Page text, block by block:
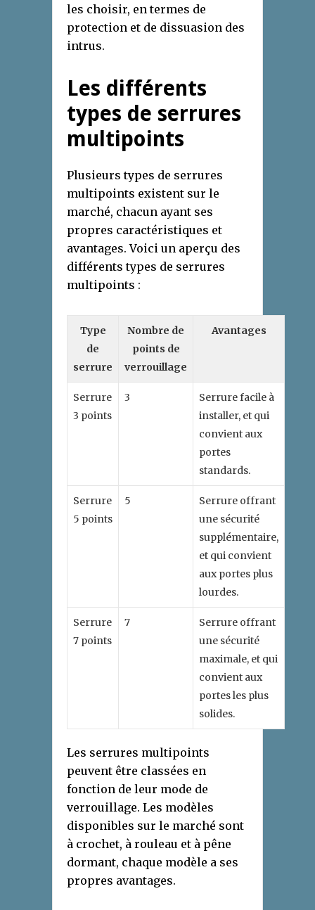
les choisir, en termes de
protection et de dissuasion des
intrus.
Les différents
types de serrures
multipoints
Plusieurs types de serrures
multipoints existent sur le
marché, chacun ayant ses
propres caractéristiques et
avantages. Voici un aperçu des
différents types de serrures
multipoints :
Type
de
serrure
Nombre de
points de
verrouillage
Avantages
Serrure
3 points
3
Serrure facile à
installer, et qui
convient aux
portes
standards.
Serrure
5 points
5
Serrure offrant
une sécurité
supplémentaire,
et qui convient
aux portes plus
lourdes.
Serrure
7 points
7
Serrure offrant
une sécurité
maximale, et qui
convient aux
portes les plus
solides.
Les serrures multipoints
peuvent être classées en
fonction de leur mode de
verrouillage. Les modèles
disponibles sur le marché sont
à crochet, à rouleau et à pêne
dormant, chaque modèle a ses
propres avantages.